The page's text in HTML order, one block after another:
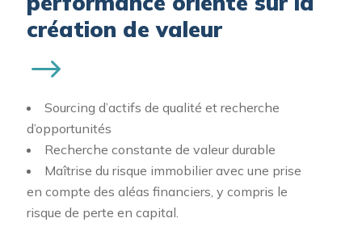
création de valeur
Sourcing d’actifs de qualité et recherche
d’opportunités
Recherche constante de valeur durable
Maîtrise du risque immobilier avec une prise
en compte des aléas financiers, y compris le
risque de perte en capital.